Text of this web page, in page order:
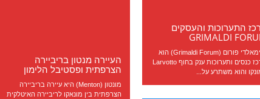
העיירה מנטון בריביירה
הצרפתית ופסטיבל הלימון
מונטון (Menton) היא עיירה בריביירה
הצרפתית בין מונאקו לריביירה האיטלקית
התערוכות והעסקים
GRIMALDI
גרימאלדי פורום (Grimaldi Forum) הוא
מרכז כנסים ותערוכות ענק בחוף Larvotto
והוא משתרע על...